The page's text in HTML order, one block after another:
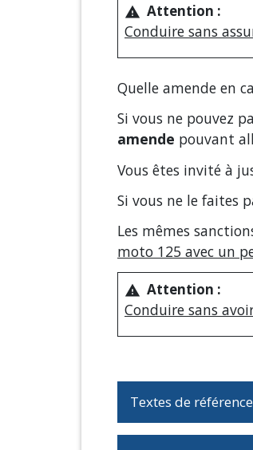
warning Attention :
Conduire sans
Quelle amende en
Si vous ne pouvez
amende pouvant
Vous êtes invité à
Si vous ne le faites
Les mêmes
moto 125 avec un
warning Attention :
Conduire sans
Textes de référence